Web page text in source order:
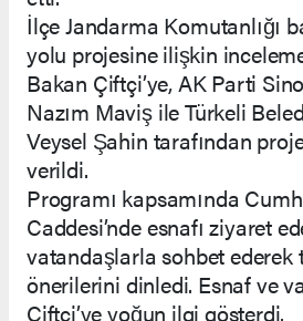
İlçe Jandarma Komutanlığı
yolu projesine ilişkin
Bakan Çiftçi’ye, AK Parti
Nazım Maviş ile Türkeli
Veysel Şahin tarafından
verildi.
Programı kapsamında
Caddesi’nde esnafı ziyaret
vatandaşlarla sohbet ederek
önerilerini dinledi. Esnaf ve
Çiftçi’ye yoğun ilgi gösterdi.